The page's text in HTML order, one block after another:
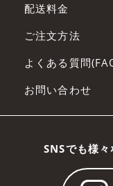
配送料金
ご注文方法
よくある質問
お問い合わせ
SNSでも様